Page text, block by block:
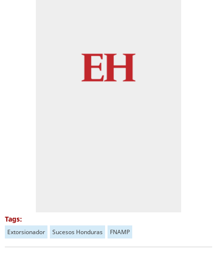
Tags:
Extorsionador Sucesos Honduras FNAMP